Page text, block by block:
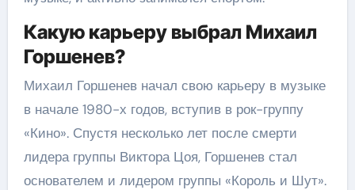
Какую карьеру выбрал Михаил
Горшенев?
Михаил Горшенев начал свою карьеру в музыке
в начале 1980-х годов, вступив в рок-группу
«Кино». Спустя несколько лет после смерти
лидера группы Виктора Цоя, Горшенев стал
основателем и лидером группы «Король и Шут».